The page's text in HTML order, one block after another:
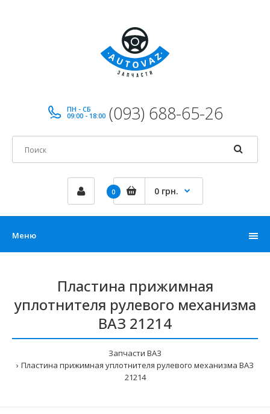
ПН - СБ
09:00 - 18:00 (093) 688-65-26
0 0 грн.
Меню
Пластина прижимная
уплотнителя рулевого механизма
ВАЗ 21214
Запчасти ВАЗ
Пластина прижимная уплотнителя рулевого механизма ВАЗ
21214